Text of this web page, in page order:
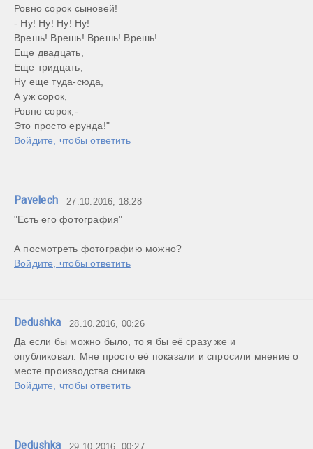
Ровно сорок сыновей!
- Ну! Ну! Ну! Ну!
Врешь! Врешь! Врешь! Врешь!
Еще двадцать,
Еще тридцать,
Ну еще туда-сюда,
А уж сорок,
Ровно сорок,-
Это просто ерунда!"
Войдите, чтобы ответить
Pavelech 27.10.2016, 18:28
"Есть его фотография"
А посмотреть фотографию можно?
Войдите, чтобы ответить
Dedushka 28.10.2016, 00:26
Да если бы можно было, то я бы её сразу же и
опубликовал. Мне просто её показали и спросили мнение о
месте производства снимка.
Войдите, чтобы ответить
Dedushka 29.10.2016, 00:27